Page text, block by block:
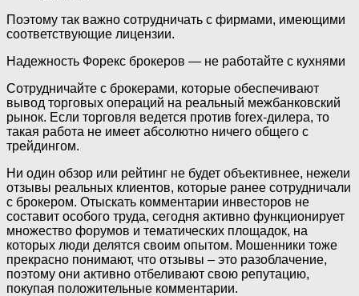
Поэтому так важно сотрудничать с фирмами, имеющими
соответствующие лицензии.
Надежность Форекс брокеров — не работайте с кухнями
Сотрудничайте с брокерами, которые обеспечивают
вывод торговых операций на реальный межбанковский
рынок. Если торговля ведется против forex-дилера, то
такая работа не имеет абсолютно ничего общего с
трейдингом.
Ни один обзор или рейтинг не будет объективнее, нежели
отзывы реальных клиентов, которые ранее сотрудничали
с брокером. Отыскать комментарии инвесторов не
составит особого труда, сегодня активно функционирует
множество форумов и тематических площадок, на
которых люди делятся своим опытом. Мошенники тоже
прекрасно понимают, что отзывы – это разоблачение,
поэтому они активно отбеливают свою репутацию,
покупая положительные комментарии.